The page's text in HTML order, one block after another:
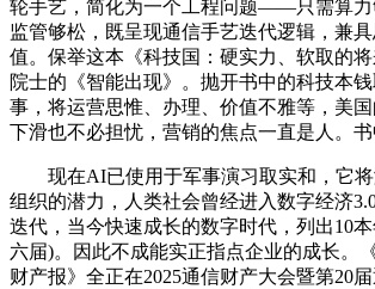
轮手艺，简化为一个工程问题——只需算力
监管够松，既呈现通信手艺迭代逻辑，兼
值。保举这本《科技国：硬实力、软取的
院士的《智能出现》。抛开书中的科技本
事，将运营思惟、办理、价值不雅等，美
下滑也不必担忧，营销的焦点一直是人。书
现在AI已使用于军事演习取实和，它将
组织的潜力，人类社会曾经进入数字经济
迭代，当今快速成长的数字时代，列出10
六届)。因此不成能实正指点企业的成长。
财产报》全正在2025通信财产大会暨第20